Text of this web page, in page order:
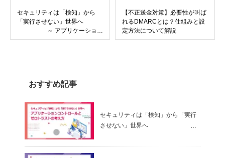
セキュリティは「検知」から
「実行させない」世界へ
～ アプリケーション
コントロールとゼロトラストの
【不正送金対策】必要性が叫ば
れるDMARCとは？仕組みと設
定方法について解説
おすすめ記事
セキュリティは「検知」から「実行
させない」世界へ
ゼロトラストの考え方